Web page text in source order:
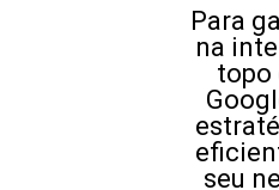
Para
na
topo
seu